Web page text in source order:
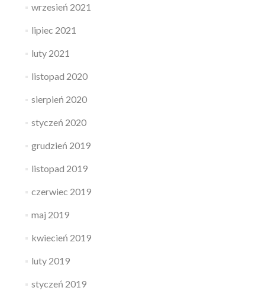
wrzesień 2021
lipiec 2021
luty 2021
listopad 2020
sierpień 2020
styczeń 2020
grudzień 2019
listopad 2019
czerwiec 2019
maj 2019
kwiecień 2019
luty 2019
styczeń 2019